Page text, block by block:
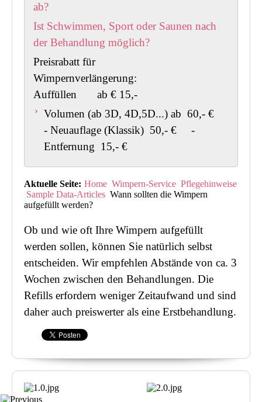
ab?
Ist Schwimmen, Sport oder Saunen nach
der Behandlung möglich?
Preisrabatt für
Wimpernverlängerung:
Auffüllen ab € 15,-
Volumen (ab 3D, 4D,5D...) ab 60,- €
- Neuauflage (Klassik) 50,- € -
Entfernung 15,- €
Aktuelle Seite: Home Wimpern-Service Pflegehinweise
Sample Data-Articles Wann sollten die Wimpern
aufgefüllt werden?
Ob und wie oft Ihre Wimpern aufgefüllt
werden sollen, können Sie natürlich selbst
entscheiden. Wir empfehlen Abstände von ca. 3
Wochen zwischen den Behandlungen. Die
Refills erfordern weniger Zeitaufwand und sind
daher auch preiswerter als eine Erstbehandlung.